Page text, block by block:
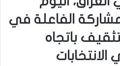
الفاعلة في
باتجاه
الانتخابات